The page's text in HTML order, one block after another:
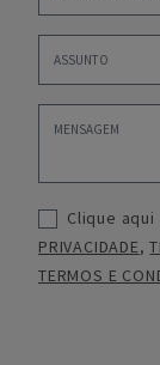
Clique
PRIVACIDADE,
TERMOS E